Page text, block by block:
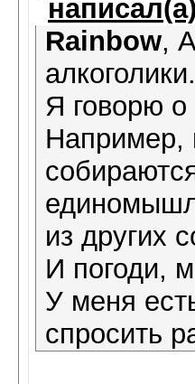
Rainbow,
алкоголики.
Я говорю
Например,
из других
И погоди,
У меня
спросить